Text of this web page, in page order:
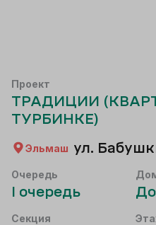
Проект
ТРАДИЦИИ
ТУРБИНКЕ)
Эльмаш ул.
Очередь
I очередь
Секция